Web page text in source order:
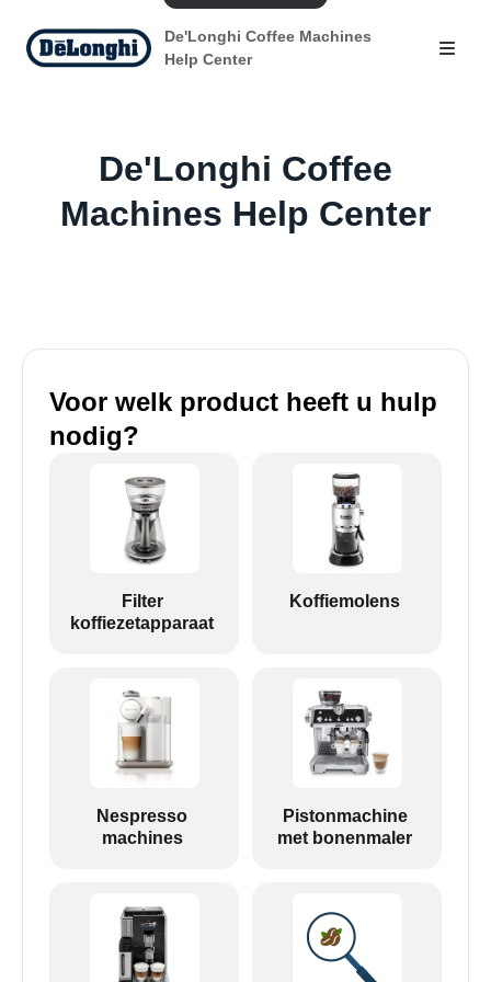
De'Longhi Coffee Machines
Help Center
De'Longhi Coffee
Machines Help Center
Voor welk product heeft u hulp
nodig?
Filter
koffiezetapparaat
Koffiemolens
Nespresso
machines
Pistonmachine
met bonenmaler